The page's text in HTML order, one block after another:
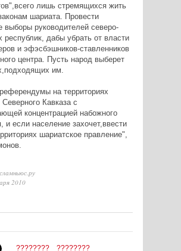
лишь стремящихся жить
шариата. Провести
выборы руководителей северо-
республик, дабы убрать от власти
и эфэсбэшников-ставленников
центра. Пусть народ выберет
им.
на территориях
Северного Кавказа с
концентрацией набожного
и если население захочет,ввести
шариатское правление",
2010
???????? ????????